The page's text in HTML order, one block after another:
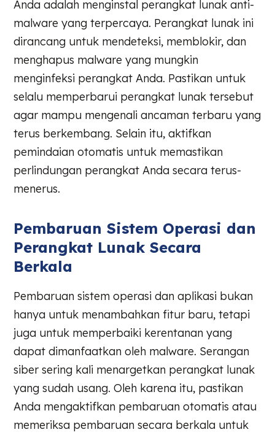
Anda adalah menginstal perangkat lunak anti-
malware yang terpercaya. Perangkat lunak ini
dirancang untuk mendeteksi, memblokir, dan
menghapus malware yang mungkin
menginfeksi perangkat Anda. Pastikan untuk
selalu memperbarui perangkat lunak tersebut
agar mampu mengenali ancaman terbaru yang
terus berkembang. Selain itu, aktifkan
pemindaian otomatis untuk memastikan
perlindungan perangkat Anda secara terus-
menerus.
Pembaruan Sistem Operasi dan
Perangkat Lunak Secara
Berkala
Pembaruan sistem operasi dan aplikasi bukan
hanya untuk menambahkan fitur baru, tetapi
juga untuk memperbaiki kerentanan yang
dapat dimanfaatkan oleh malware. Serangan
siber sering kali menargetkan perangkat lunak
yang sudah usang. Oleh karena itu, pastikan
Anda mengaktifkan pembaruan otomatis atau
memeriksa pembaruan secara berkala untuk